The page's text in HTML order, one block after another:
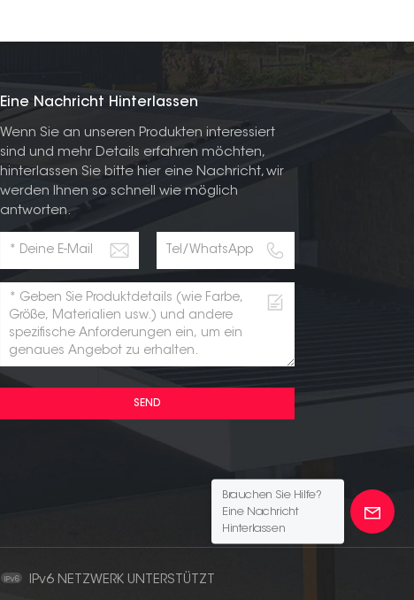
Eine Nachricht Hinterlassen
Wenn Sie an unseren Produkten interessiert
sind und mehr Details erfahren möchten,
hinterlassen Sie bitte hier eine Nachricht, wir
werden Ihnen so schnell wie möglich
antworten.
SEND
IPv6 NETZWERK UNTERSTÜTZT
Brauchen Sie Hilfe?
Eine Nachricht
Hinterlassen